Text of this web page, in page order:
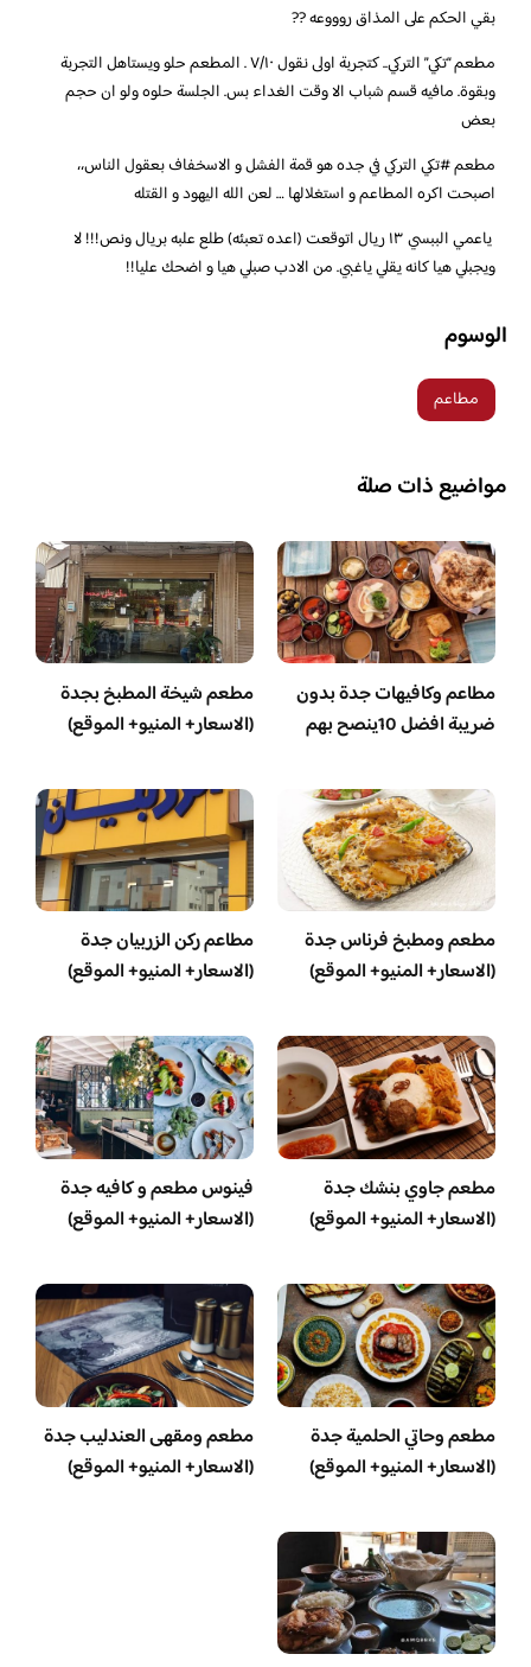
بقي الحكم على المذاق روووعه ??
‏مطعم “تكي” التركي.. كتجربة اولى نقول ٧/١٠ . المطعم حلو ويستاهل التجربة
وبقوة. مافيه قسم شباب الا وقت الغداء بس. الجلسة حلوه ولو ان حجم
بعض
‏مطعم ‎#تكي التركي في جده هو قمة الفشل و الاسخفاف بعقول الناس،،
اصبحت اكره المطاعم و استغلالها … لعن الله اليهود و القتله
‏ ياعمي الببسي ١٣ ريال اتوقعت (اعده تعبئه) طلع علبه بريال ونص!!! لا
ويجبلي هيا كانه يقلي ياغبي. من الادب صبلي هيا و اضحك عليا!!
الوسوم
مطاعم
مواضيع ذات صلة
مطاعم وكافيهات جدة بدون
ضريبة افضل 10ينصح بهم
مطعم شيخة المطبخ بجدة
(الاسعار+ المنيو+ الموقع)
مطعم ومطبخ فرناس جدة
(الاسعار+ المنيو+ الموقع)
مطاعم ركن الزربيان جدة
(الاسعار+ المنيو+ الموقع)
مطعم جاوي بنشك جدة
(الاسعار+ المنيو+ الموقع)
فينوس مطعم و كافيه جدة
(الاسعار+ المنيو+ الموقع)
مطعم وحاتي الحلمية جدة
(الاسعار+ المنيو+ الموقع)
مطعم ومقهى العندليب جدة
(الاسعار+ المنيو+ الموقع)